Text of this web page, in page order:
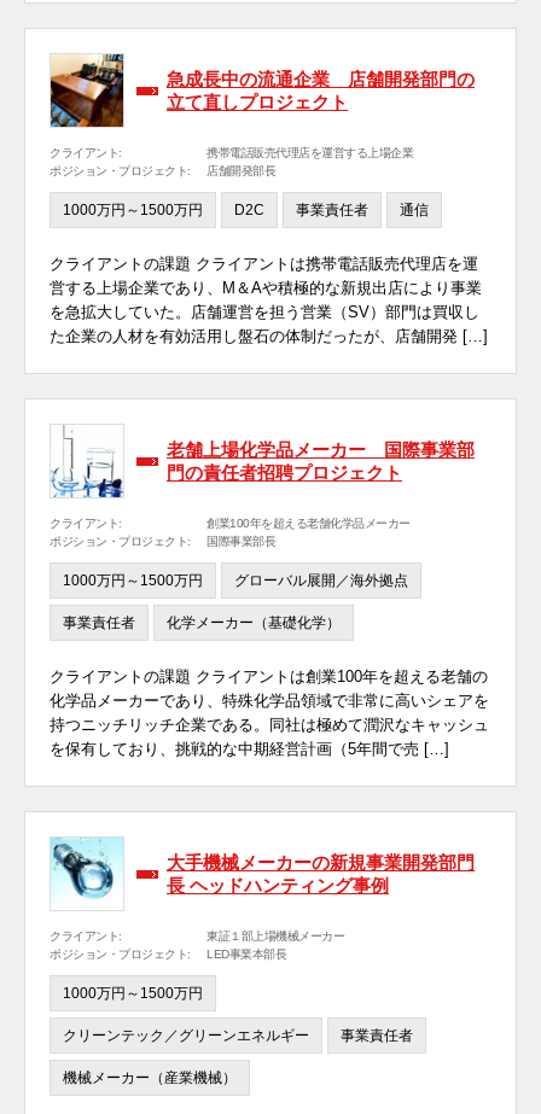
急成長中の流通企業 店舗開発部門の
立て直しプロジェクト
クライアント:
携帯電話販売代理店を運営する上場企業
ポジション・プロジェクト:
店舗開発部長
1000万円～1500万円 D2C 事業責任者 通信
クライアントの課題 クライアントは携帯電話販売代理店を運
営する上場企業であり、M＆Aや積極的な新規出店により事業
を急拡大していた。店舗運営を担う営業（SV）部門は買収し
た企業の人材を有効活用し盤石の体制だったが、店舗開発 […]
老舗上場化学品メーカー 国際事業部
門の責任者招聘プロジェクト
クライアント:
創業100年を超える老舗化学品メーカー
ポジション・プロジェクト:
国際事業部長
1000万円～1500万円 グローバル展開／海外拠点
事業責任者 化学メーカー（基礎化学）
クライアントの課題 クライアントは創業100年を超える老舗の
化学品メーカーであり、特殊化学品領域で非常に高いシェアを
持つニッチリッチ企業である。同社は極めて潤沢なキャッシュ
を保有しており、挑戦的な中期経営計画（5年間で売 […]
大手機械メーカーの新規事業開発部門
長 ヘッドハンティング事例
クライアント:
東証１部上場機械メーカー
ポジション・プロジェクト:
LED事業本部長
1000万円～1500万円
クリーンテック／グリーンエネルギー 事業責任者
機械メーカー（産業機械）